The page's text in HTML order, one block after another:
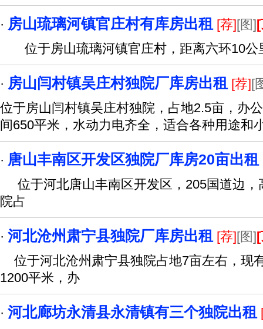
· 房山琉璃河镇官庄村有库房出租 [荐][图]
位于房山琉璃河镇官庄村，距离六环10公
· 房山闫村镇吴庄村独院厂库房出租 [荐][
位于房山闫村镇吴庄村独院，占地2.5亩，办
间650平米，水动力电齐全，适合各种用途和
· 唐山丰南区开发区独院厂库房20亩出租
位于河北唐山丰南区开发区，205国道边，
院占
· 河北沧州肃宁县独院厂库房出租 [荐][图]
位于河北沧州肃宁县独院占地7亩左右，现
1200平米，办
· 河北廊坊永清县永清镇有三个独院出租